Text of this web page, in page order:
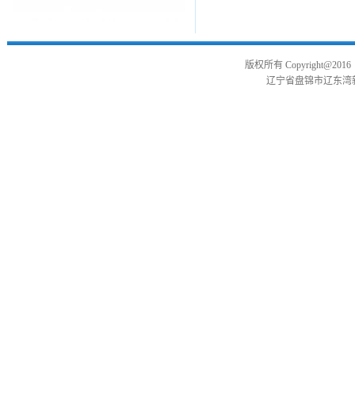
版权所有 Copyright@2016
辽宁省盘锦市辽